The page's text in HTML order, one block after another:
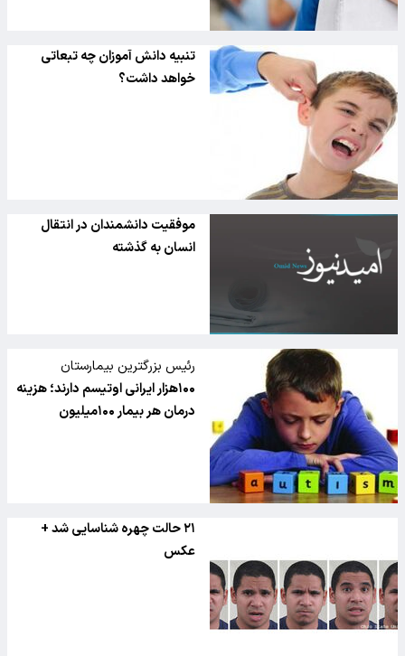
تنبیه دانش آموزان چه تبعاتی
خواهد داشت؟
موفقیت دانشمندان در انتقال
انسان به گذشته
رئیس بزرگترین بیمارستان
توانبخشی خاورمیانه عنوان کرد
۱۰۰هزار ایرانی اوتیسم دارند؛ هزینه
درمان هر بیمار ۱۰۰میلیون
۲۱ حالت چهره شناسایی شد +
عکس